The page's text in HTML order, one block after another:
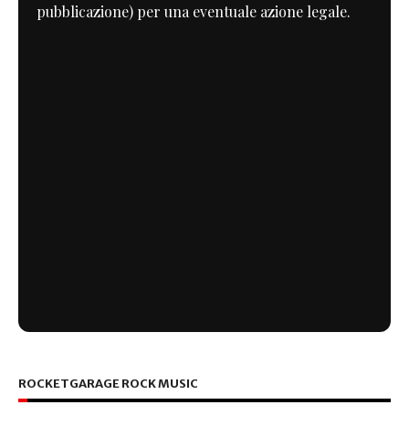
pubblicazione) per una eventuale azione legale.
ROCKETGARAGE ROCK MUSIC